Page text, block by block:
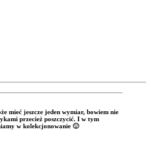
mieć jeszcze jeden wymiar, bowiem nie
przecież poszczycić. I w tym
w kolekcjonowanie 🙂